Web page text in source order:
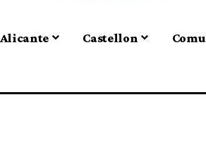
Alicante Castellon